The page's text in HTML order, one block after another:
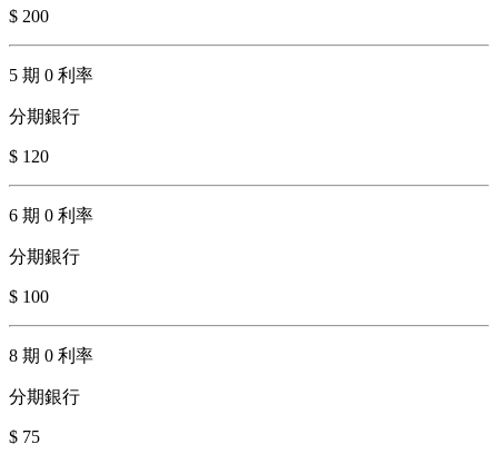
$ 200
5 期 0 利率
分期銀行
$ 120
6 期 0 利率
分期銀行
$ 100
8 期 0 利率
分期銀行
$ 75